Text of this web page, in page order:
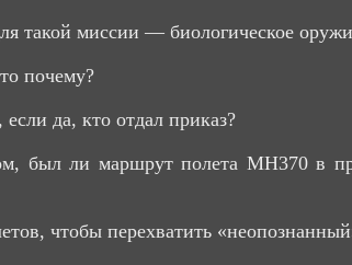
такой миссии — биологическое
почему?
да, кто отдал приказ?
был ли маршрут полета MH370 в
чтобы перехватить